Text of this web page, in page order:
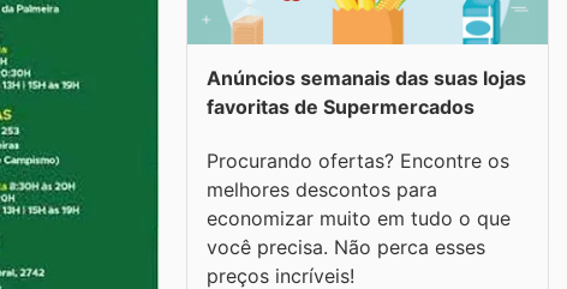
Anúncios semanais das suas lojas
favoritas de Supermercados
Procurando ofertas? Encontre os
melhores descontos para
economizar muito em tudo o que
você precisa. Não perca esses
preços incríveis!